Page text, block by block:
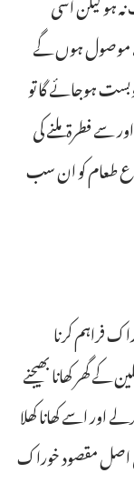
موصول ہوں گے
ہوجائے گا تو
سے فطرۃ ملنے کی
طعام کو ان سب
فراہم کرنا
گھر کھانا بھیجنے
اور اسے کھانا کھلا
اصل مقصود خوراک